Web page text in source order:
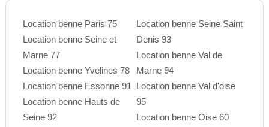
Location benne Paris 75
Location benne Seine et
Marne 77
Location benne Yvelines 78
Location benne Essonne 91
Location benne Hauts de
Seine 92
Location benne Seine Saint
Denis 93
Location benne Val de
Marne 94
Location benne Val d'oise
95
Location benne Oise 60